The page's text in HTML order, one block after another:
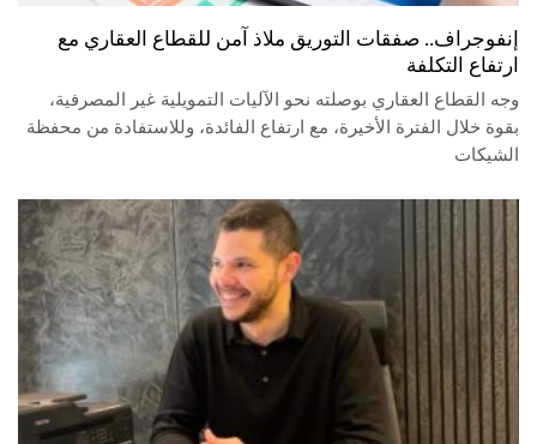
إنفوجراف.. صفقات التوريق ملاذ آمن للقطاع العقاري مع
ارتفاع التكلفة
وجه القطاع العقاري بوصلته نحو الآليات التمويلية غير المصرفية،
بقوة خلال الفترة الأخيرة، مع ارتفاع الفائدة، وللاستفادة من محفظة
الشيكات